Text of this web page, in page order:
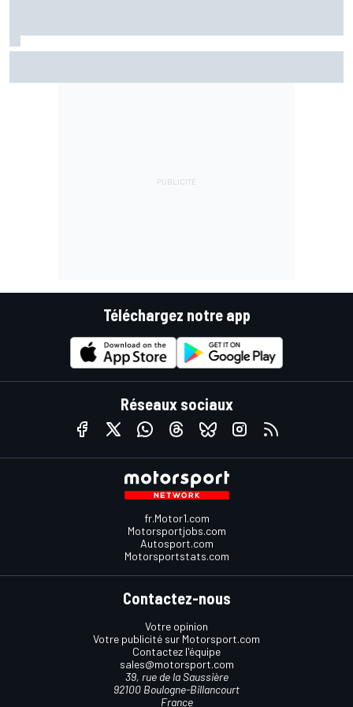
Téléchargez notre app
Réseaux sociaux
fr.Motor1.com
Motorsportjobs.com
Autosport.com
Motorsportstats.com
Contactez-nous
Votre opinion
Votre publicité sur Motorsport.com
Contactez l'équipe
sales@motorsport.com
39, rue de la Saussière
92100 Boulogne-Billancourt
France